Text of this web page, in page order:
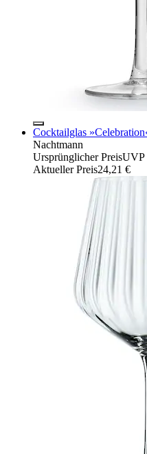
Cocktailglas
Nachtmann
Ursprünglicher PreisUVP
Aktueller Preis24,21 €